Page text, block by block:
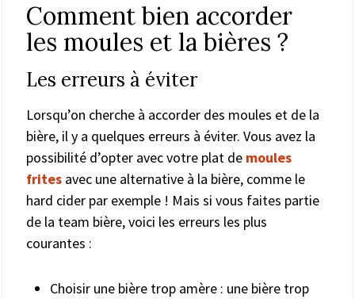
Comment bien accorder
les moules et la bières ?
Les erreurs à éviter
Lorsqu’on cherche à accorder des moules et de la
bière, il y a quelques erreurs à éviter. Vous avez la
possibilité d’opter avec votre plat de moules
frites avec une alternative à la bière, comme le
hard cider par exemple ! Mais si vous faites partie
de la team bière, voici les erreurs les plus
courantes :
Choisir une bière trop amère : une bière trop